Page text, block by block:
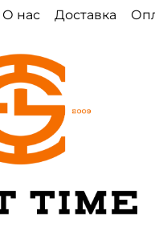
О нас Доставка